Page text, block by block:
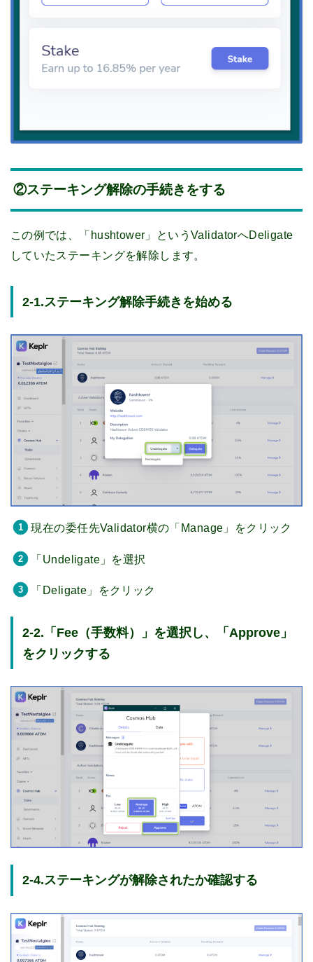
②ステーキング解除の手続きをする
この例では、「hushtower」というValidatorへDeligate
していたステーキングを解除します。
2-1.ステーキング解除手続きを始める
現在の委任先Validator横の「Manage」をクリック
「Undeligate」を選択
「Deligate」をクリック
2-2.「Fee（手数料）」を選択し、「Approve」
をクリックする
2-4.ステーキングが解除されたか確認する